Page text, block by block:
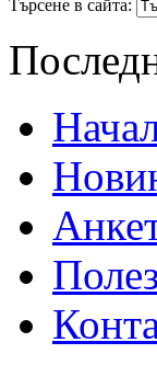
Търсене в сайта: